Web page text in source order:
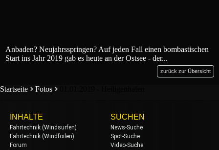
Anbaden? Neujahrsspringen? Auf jeden Fall einen bombastischen
Start ins Jahr 2019 gab es heute an der Ostsee - der...
zurück zur Übersicht
Startseite Fotos
INHALTE
Fahrtechnik (Windsurfen)
Fahrtechnik (Windfoilen)
Forum
SUCHEN
News-Suche
Spot-Suche
Video-Suche